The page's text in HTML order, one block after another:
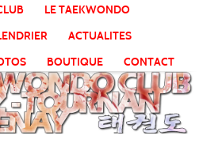
LE TAEKWONDO
ACTUALITES
BOUTIQUE CONTACT